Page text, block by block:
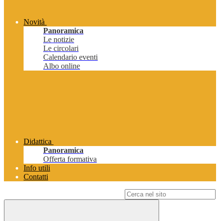
Novità
Panoramica
Le notizie
Le circolari
Calendario eventi
Albo online
Didattica
Panoramica
Offerta formativa
Info utili
Contatti